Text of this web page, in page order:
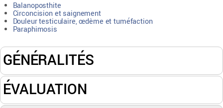
Balanoposthite
Circoncision et saignement
Douleur testiculaire, œdème et tuméfaction
Paraphimosis
GÉNÉRALITÉS
ÉVALUATION